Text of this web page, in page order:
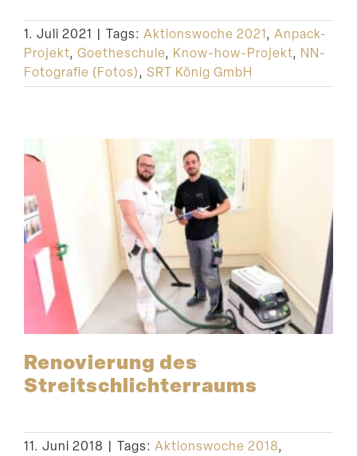
Suche
1. Juli 2021 | Tags: Aktionswoche 2021, Anpack-
Projekt, Goetheschule, Know-how-Projekt, NN-
Fotografie (Fotos), SRT König GmbH
Renovierung des
Streitschlichterraums
11. Juni 2018 | Tags: Aktionswoche 2018,